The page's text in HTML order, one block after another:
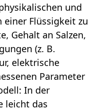
und
einer Flüssigkeit zu
Gehalt an Salzen,
(z. B.
elektrische
Parameter
In der
leicht das